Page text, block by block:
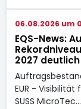
06.08.2026 um
EQS-News:
2027
EUR -
SUSS MicroTec…